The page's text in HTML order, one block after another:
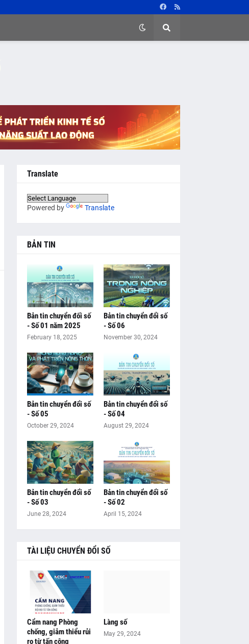
Translate
Powered by Translate
BẢN TIN
Bản tin chuyển đối số
- Số 01 năm 2025
February 18, 2025
Bản tin chuyển đổi số
- Số 06
November 30, 2024
Bản tin chuyển đổi số
- Số 05
October 29, 2024
Bản tin chuyển đổi số
- Số 04
August 29, 2024
Bản tin chuyển đổi số
- Số 03
June 28, 2024
Bản tin chuyển đổi số
- Số 02
April 15, 2024
TÀI LIỆU CHUYỂN ĐỔI SỐ
Cẩm nang Phòng
chống, giảm thiểu rủi
ro từ tấn công
Làng số
May 29, 2024